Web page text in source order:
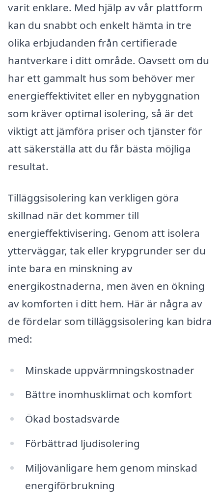
varit enklare. Med hjälp av vår plattform
kan du snabbt och enkelt hämta in tre
olika erbjudanden från certifierade
hantverkare i ditt område. Oavsett om du
har ett gammalt hus som behöver mer
energieffektivitet eller en nybyggnation
som kräver optimal isolering, så är det
viktigt att jämföra priser och tjänster för
att säkerställa att du får bästa möjliga
resultat.
Tilläggsisolering kan verkligen göra
skillnad när det kommer till
energieffektivisering. Genom att isolera
ytterväggar, tak eller krypgrunder ser du
inte bara en minskning av
energikostnaderna, men även en ökning
av komforten i ditt hem. Här är några av
de fördelar som tilläggsisolering kan bidra
med:
Minskade uppvärmningskostnader
Bättre inomhusklimat och komfort
Ökad bostadsvärde
Förbättrad ljudisolering
Miljövänligare hem genom minskad
energiförbrukning